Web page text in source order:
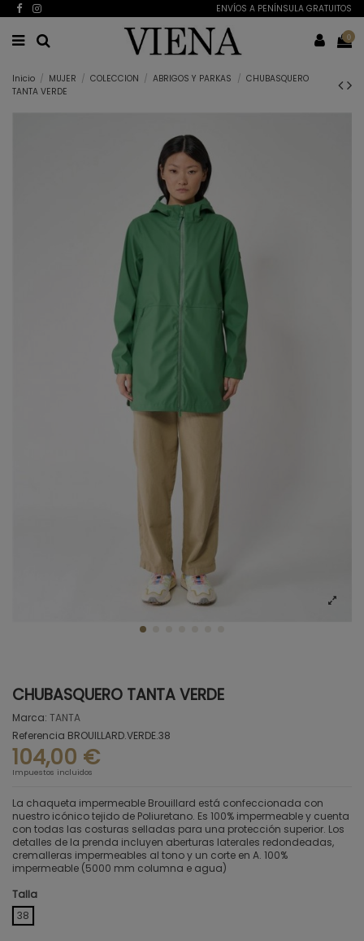
ENVÍOS A PENÍNSULA GRATUITOS
0
Inicio MUJER COLECCION ABRIGOS Y PARKAS
CHUBASQUERO
TANTA VERDE
CHUBASQUERO TANTA VERDE
Marca: TANTA
Referencia BROUILLARD.VERDE.38
104,00 €
Impuestos incluidos
La chaqueta impermeable Brouillard está confeccionada con
nuestro icónico tejido de Poliuretano. Es 100% impermeable y cuenta
con todas las costuras selladas para una protección superior. Los
detalles de la prenda incluyen aberturas laterales redondeadas,
cremalleras impermeables al tono y un corte en A. 100%
impermeable (5000 mm columna e agua)
Talla
38